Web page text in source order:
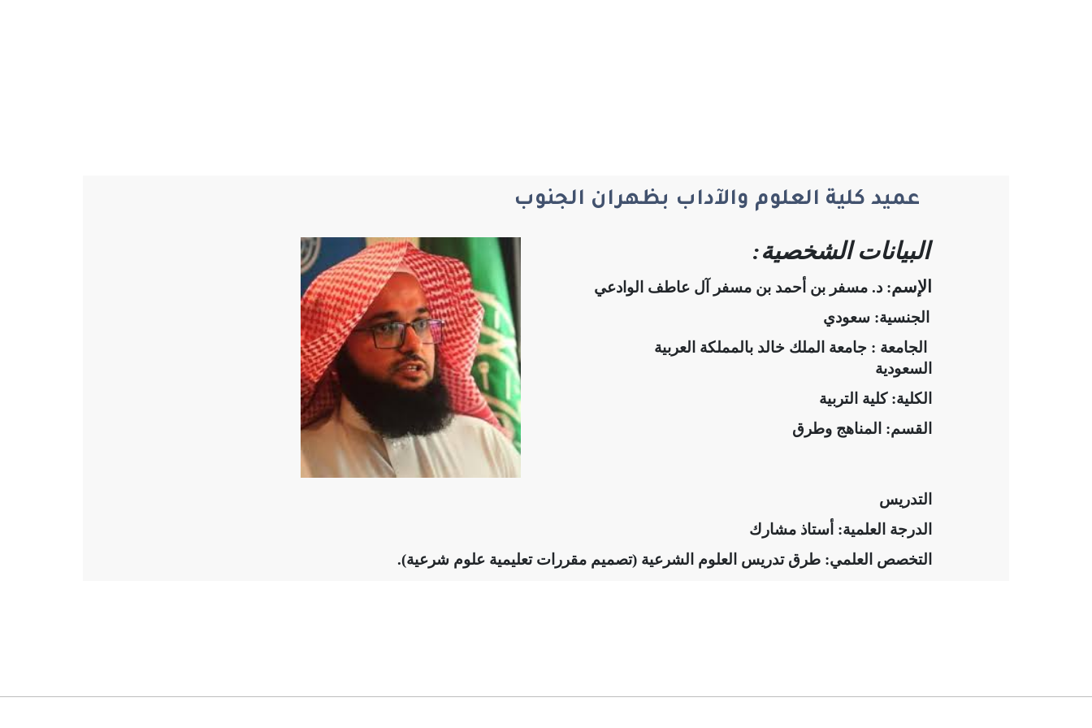
عميد كلية العلوم والآداب بظهران الجنوب
البيانات الشخصية:
الإسم: د. مسفر بن أحمد بن مسفر آل عاطف الوادعي
الجنسية: سعودي
الجامعة : جامعة الملك خالد بالمملكة العربية
السعودية
الكلية: كلية التربية
القسم: المناهج وطرق
التدريس
الدرجة العلمية: أستاذ مشارك
التخصص العلمي: طرق تدريس العلوم الشرعية (تصميم مقررات تعليمية علوم شرعية).